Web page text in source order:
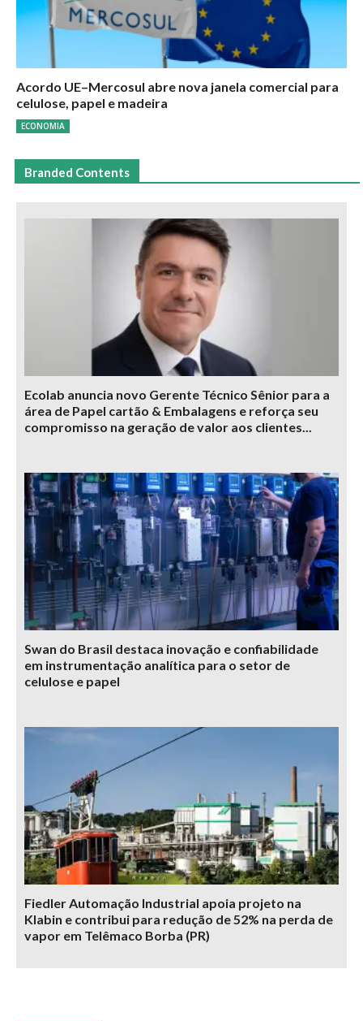
Acordo UE–Mercosul abre nova janela comercial para
celulose, papel e madeira
ECONOMIA
Branded Contents
Ecolab anuncia novo Gerente Técnico Sênior para a
área de Papel cartão & Embalagens e reforça seu
compromisso na geração de valor aos clientes...
Swan do Brasil destaca inovação e confiabilidade
em instrumentação analítica para o setor de
celulose e papel
Fiedler Automação Industrial apoia projeto na
Klabin e contribui para redução de 52% na perda de
vapor em Telêmaco Borba (PR)